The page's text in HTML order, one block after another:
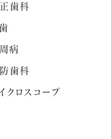
歯科
病
歯科
クロスコープ